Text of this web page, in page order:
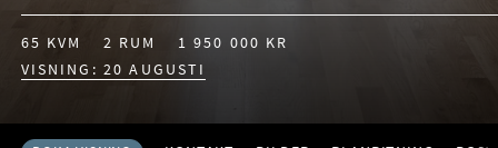
65 KVM 2 RUM
1 950 000 KR
VISNING: 20 AUGUSTI